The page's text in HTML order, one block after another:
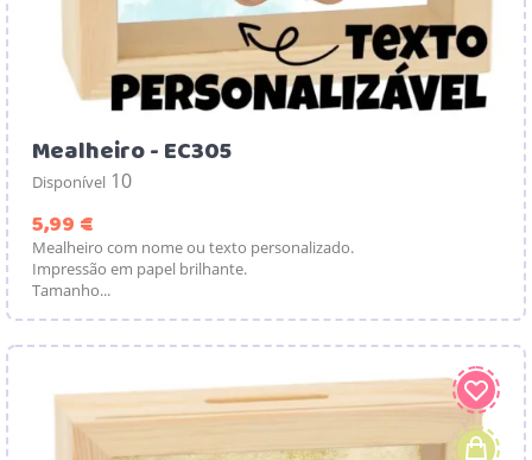
Mealheiro - EC305
Disponível 10
5,99 €
Mealheiro com nome ou texto personalizado.
Impressão em papel brilhante.
Tamanho...